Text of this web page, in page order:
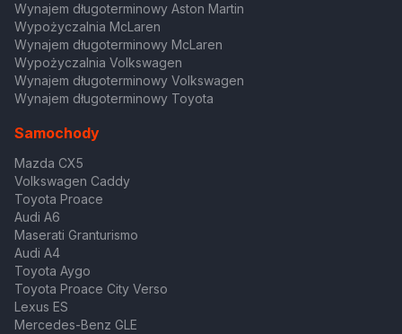
Wynajem długoterminowy Aston Martin
Wypożyczalnia McLaren
Wynajem długoterminowy McLaren
Wypożyczalnia Volkswagen
Wynajem długoterminowy Volkswagen
Wynajem długoterminowy Toyota
Samochody
Mazda CX5
Volkswagen Caddy
Toyota Proace
Audi A6
Maserati Granturismo
Audi A4
Toyota Aygo
Toyota Proace City Verso
Lexus ES
Mercedes-Benz GLE